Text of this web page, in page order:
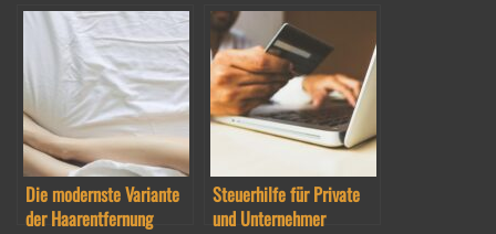
Die modernste Variante
der Haarentfernung
Steuerhilfe für Private
und Unternehmer